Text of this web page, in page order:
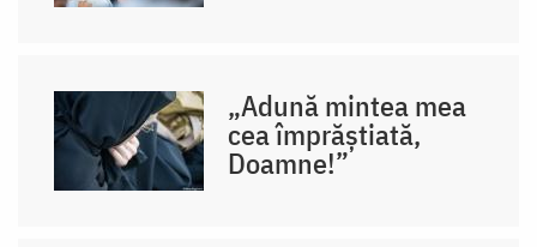
„Adună mintea mea
cea împrăștiată,
Doamne!”